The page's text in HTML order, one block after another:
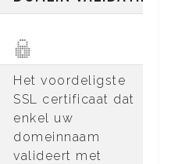
Het voordeligste
SSL certificaat dat
enkel uw
domeinnaam
valideert met